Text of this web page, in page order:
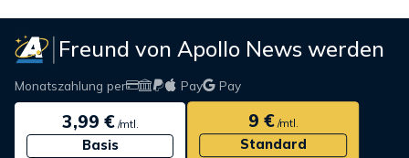
Freund von Apollo News werden
Monatszahlung per Pay Pay
3,99 €/mtl.
Basis
9 €/mtl.
Standard